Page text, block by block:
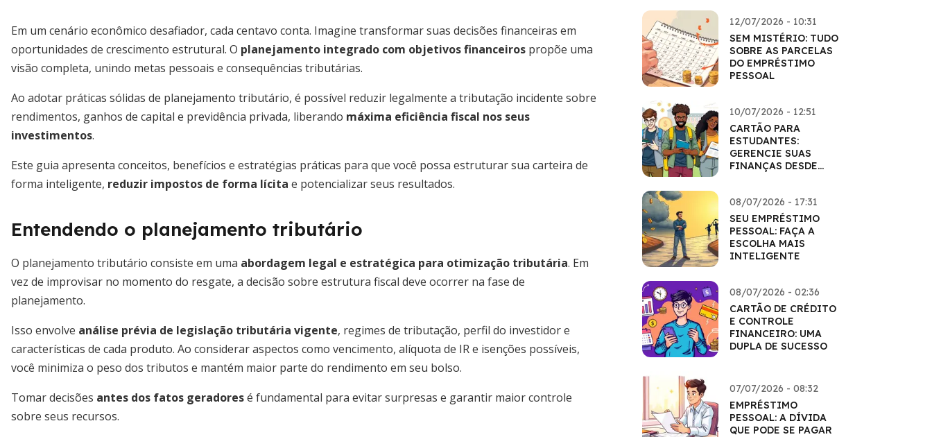
Em um cenário econômico desafiador, cada centavo conta. Imagine transformar suas decisões financeiras em
oportunidades de crescimento estrutural. O planejamento integrado com objetivos financeiros propõe uma
visão completa, unindo metas pessoais e consequências tributárias.
Ao adotar práticas sólidas de planejamento tributário, é possível reduzir legalmente a tributação incidente sobre
rendimentos, ganhos de capital e previdência privada, liberando máxima eficiência fiscal nos seus
investimentos.
Este guia apresenta conceitos, benefícios e estratégias práticas para que você possa estruturar sua carteira de
forma inteligente, reduzir impostos de forma lícita e potencializar seus resultados.
Entendendo o planejamento tributário
O planejamento tributário consiste em uma abordagem legal e estratégica para otimização tributária. Em
vez de improvisar no momento do resgate, a decisão sobre estrutura fiscal deve ocorrer na fase de
planejamento.
Isso envolve análise prévia de legislação tributária vigente, regimes de tributação, perfil do investidor e
características de cada produto. Ao considerar aspectos como vencimento, alíquota de IR e isenções possíveis,
você minimiza o peso dos tributos e mantém maior parte do rendimento em seu bolso.
Tomar decisões antes dos fatos geradoresé fundamental para evitar surpresas e garantir maior controle
sobre seus recursos.
12/07/2026 - 10:31
SEM MISTÉRIO: TUDO
SOBRE AS PARCELAS
DO EMPRÉSTIMO
PESSOAL
10/07/2026 - 12:51
CARTÃO PARA
ESTUDANTES:
GERENCIE SUAS
FINANÇAS DESDE
08/07/2026 - 17:31
SEU EMPRÉSTIMO
PESSOAL: FAÇA A
ESCOLHA MAIS
INTELIGENTE
08/07/2026 - 02:36
CARTÃO DE CRÉDITO
E CONTROLE
FINANCEIRO: UMA
DUPLA DE SUCESSO
07/07/2026 - 08:32
EMPRÉSTIMO
PESSOAL: A DÍVIDA
QUE PODE SE PAGAR